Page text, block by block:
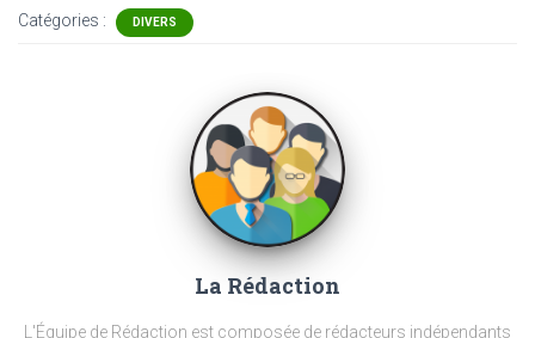
Catégories : DIVERS
La Rédaction
L'Équipe de Rédaction est composée de rédacteurs indépendants